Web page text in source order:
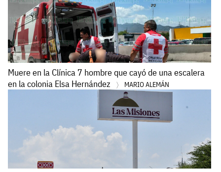
Muere en la Clínica 7 hombre que cayó de una escalera
en la colonia Elsa Hernández
MARIO ALEMÁN